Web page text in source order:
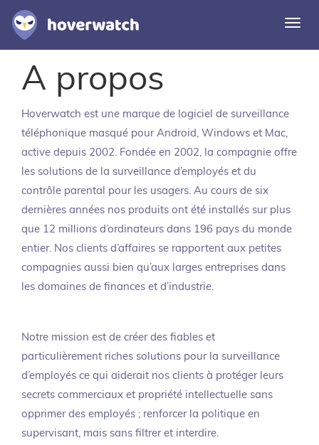
Fonctionnalités
Connexion
S'inscrire gratuitement
A propos
Hoverwatch est une marque de logiciel de surveillance
téléphonique masqué pour Android, Windows et Mac,
active depuis 2002. Fondée en 2002, la compagnie offre
les solutions de la surveillance d’employés et du
contrôle parental pour les usagers. Au cours de six
dernières années nos produits ont été installés sur plus
que 12 millions d’ordinateurs dans 196 pays du monde
entier. Nos clients d’affaires se rapportent aux petites
compagnies aussi bien qu’aux larges entreprises dans
les domaines de finances et d’industrie.
Notre mission est de créer des fiables et
particulièrement riches solutions pour la surveillance
d’employés ce qui aiderait nos clients à protéger leurs
secrets commerciaux et propriété intellectuelle sans
opprimer des employés ; renforcer la politique en
supervisant, mais sans filtrer et interdire.